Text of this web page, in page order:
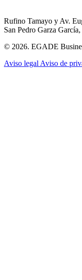
Rufino Tamayo y Av.
San Pedro Garza
© 2026. EGADE
Aviso legal Aviso de